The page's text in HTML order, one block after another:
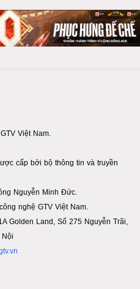
Việt Nam.
cấp bởi bộ thông tin và truyền
Nguyễn Minh Đức.
nghệ GTV Việt Nam.
Golden Land, Số 275 Nguyễn Trãi,
Nội